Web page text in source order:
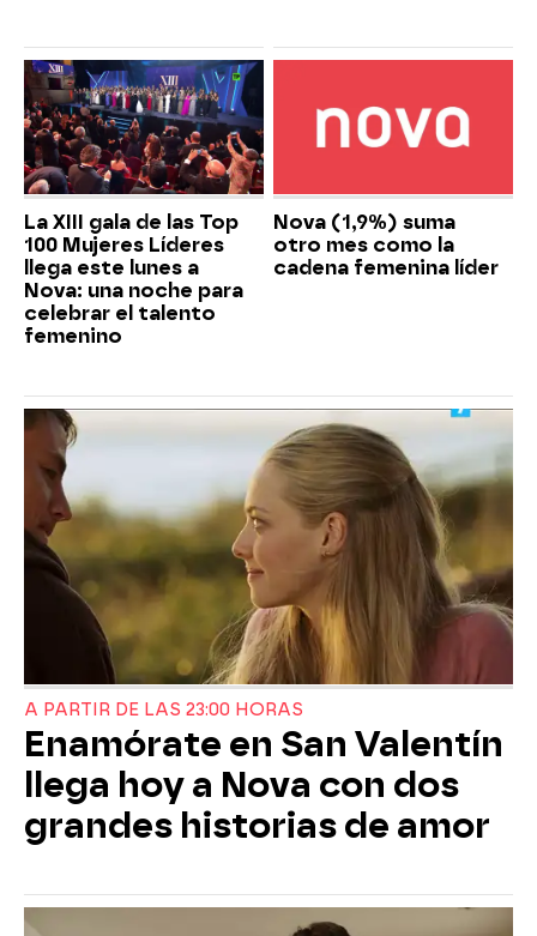
La XIII gala de las Top
100 Mujeres Líderes
llega este lunes a
Nova: una noche para
celebrar el talento
femenino
Nova (1,9%) suma
otro mes como la
cadena femenina líder
A PARTIR DE LAS 23:00 HORAS
Enamórate en San Valentín
llega hoy a Nova con dos
grandes historias de amor